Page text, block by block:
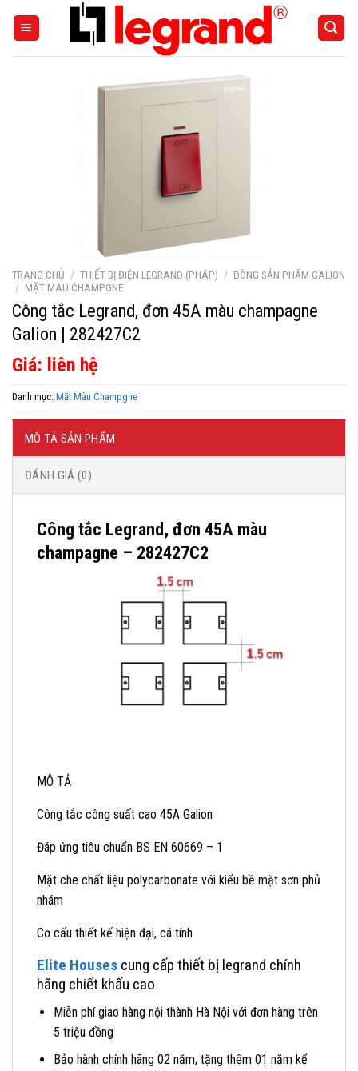
TRANG CHỦ / THIẾT BỊ ĐIỆN LEGRAND (PHÁP) / DÒNG SẢN PHẨM GALION
/ MẶT MÀU CHAMPGNE
Công tắc Legrand, đơn 45A màu champagne
Galion | 282427C2
Giá: liên hệ
Danh mục: Mặt Màu Champgne
MÔ TẢ SẢN PHẨM
ĐÁNH GIÁ (0)
Công tắc Legrand, đơn 45A màu
champagne – 282427C2
MÔ TẢ
Công tắc công suất cao 45A Galion
Đáp ứng tiêu chuẩn BS EN 60669 – 1
Mặt che chất liệu polycarbonate với kiểu bề mặt sơn phủ
nhám
Cơ cấu thiết kế hiện đại, cá tính
Elite Houses cung cấp thiết bị legrand chính
hãng chiết khấu cao
Miễn phí giao hàng nội thành Hà Nội với đơn hàng trên
5 triệu đồng
Bảo hành chính hãng 02 năm, tặng thêm 01 năm kể